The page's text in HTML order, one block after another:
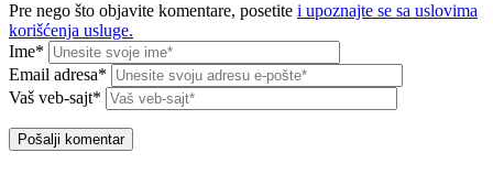
Pre nego što objavite komentare, posetite i upoznajte se sa uslovima
korišćenja usluge.
Ime*
Email adresa*
Vaš veb-sajt*